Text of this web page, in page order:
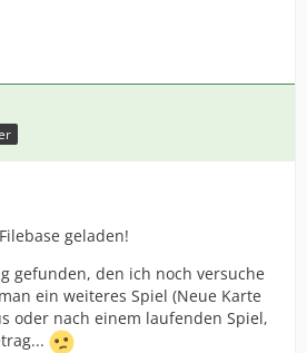
geladen!
gefunden, den ich noch versuche
ein weiteres Spiel (Neue Karte
oder nach einem laufenden Spiel,